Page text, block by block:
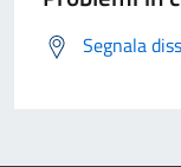
Segnala